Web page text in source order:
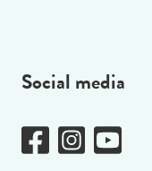
Social media